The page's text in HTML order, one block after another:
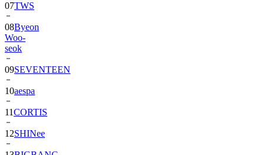
08Byeon
Woo-
seok
09SEVENTEEN
10aespa
11CORTIS
12SHINee
13BIGBANG